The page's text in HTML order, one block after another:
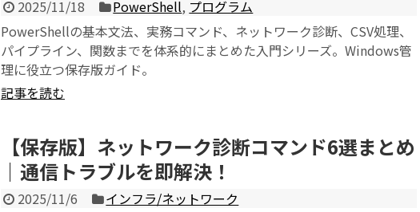
2025/11/18 PowerShell, プログラム
PowerShellの基本文法、実務コマンド、ネットワーク診断、CSV処理、
パイプライン、関数までを体系的にまとめた入門シリーズ。Windows管
理に役立つ保存版ガイド。
記事を読む
【保存版】ネットワーク診断コマンド6選まとめ
｜通信トラブルを即解決！
2025/11/6
インフラ/ネットワーク